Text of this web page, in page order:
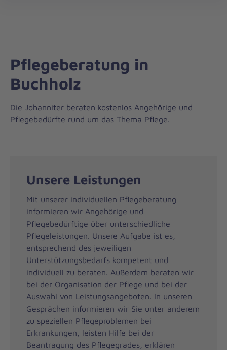
zum
Leben
Pflegeberatung in
Buchholz
Die Johanniter beraten kostenlos Angehörige und
Pflegebedürfte rund um das Thema Pflege.
Unsere Leistungen
Mit unserer individuellen Pflegeberatung
informieren wir Angehörige und
Pflegebedürftige über unterschiedliche
Pflegeleistungen. Unsere Aufgabe ist es,
entsprechend des jeweiligen
Unterstützungsbedarfs kompetent und
individuell zu beraten. Außerdem beraten wir
bei der Organisation der Pflege und bei der
Auswahl von Leistungsangeboten. In unseren
Gesprächen informieren wir Sie unter anderem
zu speziellen Pflegeproblemen bei
Erkrankungen, leisten Hilfe bei der
Beantragung des Pflegegrades, erklären